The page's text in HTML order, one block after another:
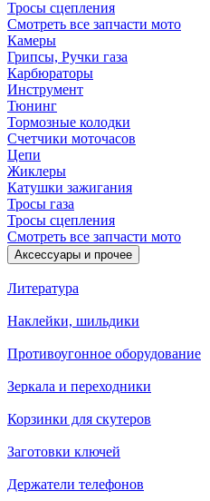
Тросы сцепления
Смотреть все запчасти мото
Камеры
Грипсы, Ручки газа
Карбюраторы
Инструмент
Тюнинг
Тормозные колодки
Счетчики моточасов
Цепи
Жиклеры
Катушки зажигания
Тросы газа
Тросы сцепления
Смотреть все запчасти мото
Аксессуары и прочее
Литература
Наклейки, шильдики
Противоугонное оборудование
Зеркала и переходники
Корзинки для скутеров
Заготовки ключей
Держатели телефонов